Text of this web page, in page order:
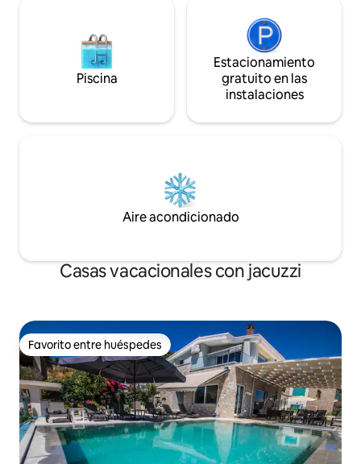
Piscina
Estacionamiento
gratuito en las
instalaciones
Aire acondicionado
Casas vacacionales con jacuzzi
Favorito entre huéspedes
Favorito entre huéspedes